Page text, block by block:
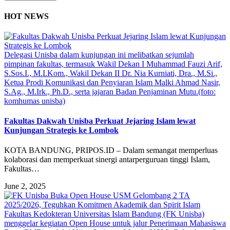
HOT NEWS
Delegasi Unisba dalam kunjungan ini melibatkan sejumlah
pimpinan fakultas, termasuk Wakil Dekan I Muhammad Fauzi Arif,
S.Sos.I., M.I.Kom., Wakil Dekan II Dr. Nia Kurniati, Dra., M.Si.,
Ketua Prodi Komunikasi dan Penyiaran Islam Malki Ahmad Nasir,
S.Ag., M.Irk., Ph.D., serta jajaran Badan Penjaminan Mutu.(foto:
komhumas unisba)
Fakultas Dakwah Unisba Perkuat Jejaring Islam lewat
Kunjungan Strategis ke Lombok
KOTA BANDUNG, PRIPOS.ID – Dalam semangat memperluas
kolaborasi dan memperkuat sinergi antarperguruan tinggi Islam,
Fakultas…
June 2, 2025
Fakultas Kedokteran Universitas Islam Bandung (FK Unisba)
menggelar kegiatan Open House untuk jalur Penerimaan Mahasiswa